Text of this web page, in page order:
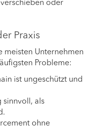
oder
Praxis
meisten Unternehmen
Probleme:
ist ungeschützt und
sinnvoll, als
ohne